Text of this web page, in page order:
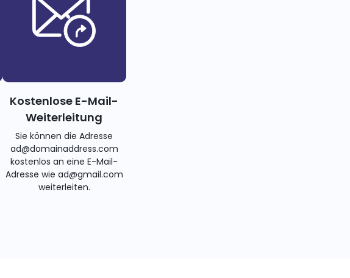
Kostenlose E-Mail-
Weiterleitung
Sie können die Adresse
ad@domainaddress.com
kostenlos an eine E-Mail-
Adresse wie ad@gmail.com
weiterleiten.